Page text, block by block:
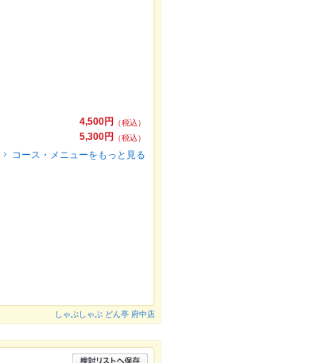
4,500円
（税込）
5,300円
（税込）
コース・メニューをもっと見る
しゃぶしゃぶ どん亭 府中店